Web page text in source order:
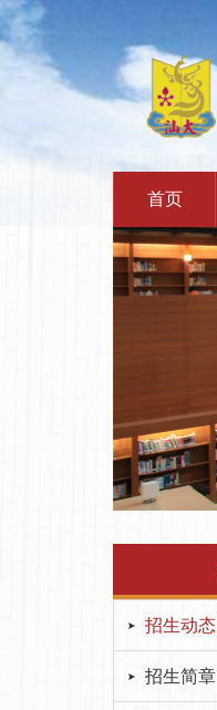
首页
招生动态
招生简章